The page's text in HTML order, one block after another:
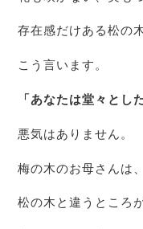
存在感だけある松の
こう言います。
「あなたは堂々とし
悪気はありません。
梅の木のお母さんは、
松の木と違うところ